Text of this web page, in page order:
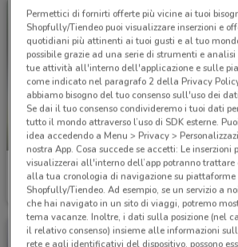
SCADE OGGI
La Prealpina
Scade oggi 6.4 km
La
Scade oggi
Permettici di fornirti offerte più vicine ai tuoi
Shopfully/Tiendeo puoi visualizzare inserzioni e
quotidiani più attinenti ai tuoi gusti e al tuo
possibile grazie ad una serie di strumenti e
tue attività all'interno dell'applicazione e sulle
come indicato nel paragrafo 2 della Privacy
abbiamo bisogno del tuo consenso sull'uso dei
Se dai il tuo consenso condivideremo i tuoi dati
tutto il mondo attraverso l’uso di SDK esterne.
idea accedendo a Menu > Privacy >
nostra App. Cosa succede se accetti: Le inserzioni
visualizzerai all'interno dell’app potranno
alla tua cronologia di navigazione su piattaforme
Shopfully/Tiendeo. Ad esempio, se un servizio a
che hai navigato in un sito di viaggi, potremo
tema vacanze. Inoltre, i dati sulla posizione (nel
il relativo consenso) insieme alle informazioni
rete e agli identificativi del dispositivo, possono